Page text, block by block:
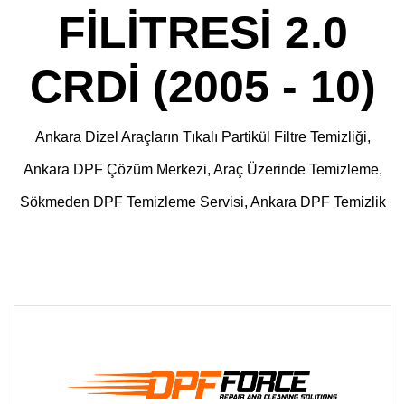
FİLİTRESİ 2.0
CRDİ (2005 - 10)
Ankara Dizel Araçların Tıkalı Partikül Filtre Temizliği,
Ankara DPF Çözüm Merkezi, Araç Üzerinde Temizleme,
Sökmeden DPF Temizleme Servisi, Ankara DPF Temizlik